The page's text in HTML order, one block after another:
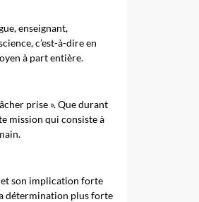
enseignant,
c’est-à-dire en
à part entière.
prise ». Que durant
mission qui consiste à
et son implication forte
détermination plus forte